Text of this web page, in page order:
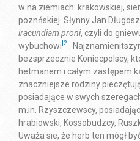
w na ziemiach: krakowskiej,
poznńskiej . Słynny Jan
iracundiam proni, czyli do
wybuchowi [2]
.
bezsprzecznie Koniecpolscy,
hetmanem i całym zastępem
znaczniejsze rodziny
posiadające w swych
m.in. Rzyszczewscy,
hrabiowski, Kossobudzcy,
Uważa sie, że herb ten mógł